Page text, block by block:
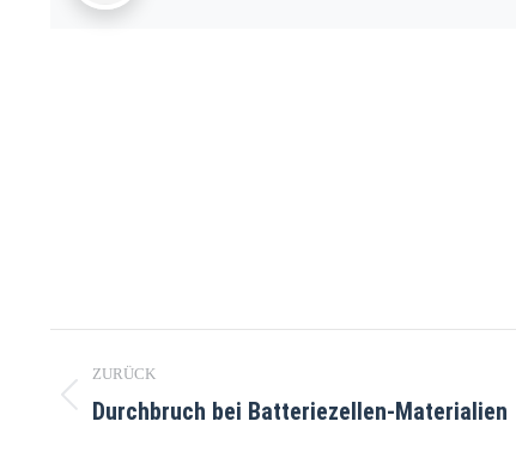
Kommentarnavigation
ZURÜCK
Vorheriger
Durchbruch bei Batteriezellen-Materialien